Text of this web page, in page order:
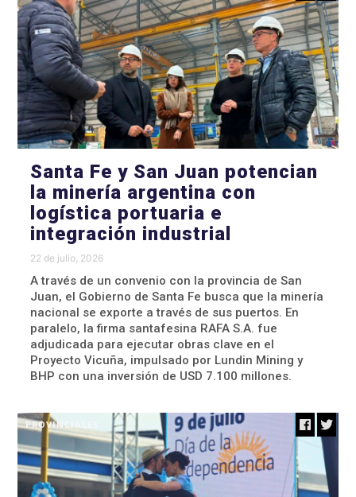
Santa Fe y San Juan potencian
la minería argentina con
logística portuaria e
integración industrial
22 de julio, 2026
A través de un convenio con la provincia de San
Juan, el Gobierno de Santa Fe busca que la minería
nacional se exporte a través de sus puertos. En
paralelo, la firma santafesina RAFA S.A. fue
adjudicada para ejecutar obras clave en el
Proyecto Vicuña, impulsado por Lundin Mining y
BHP con una inversión de USD 7.100 millones.
PROVINCIALES